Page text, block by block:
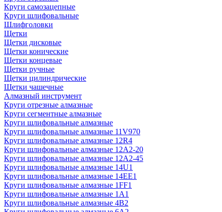
Круги самозацепные
Круги шлифовальные
Шлифголовки
Щетки
Щетки дисковые
Щетки конические
Щетки концевые
Щетки ручные
Щетки цилиндрические
Щетки чашечные
Алмазный инструмент
Круги отрезные алмазные
Круги сегментные алмазные
Круги шлифовальные алмазные
Круги шлифовальные алмазные 11V970
Круги шлифовальные алмазные 12R4
Круги шлифовальные алмазные 12А2-20
Круги шлифовальные алмазные 12А2-45
Круги шлифовальные алмазные 14U1
Круги шлифовальные алмазные 14ЕЕ1
Круги шлифовальные алмазные 1FF1
Круги шлифовальные алмазные 1А1
Круги шлифовальные алмазные 4В2